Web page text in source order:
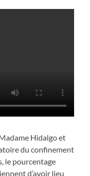
Hidalgo et
du confinement
le pourcentage
d’avoir lieu